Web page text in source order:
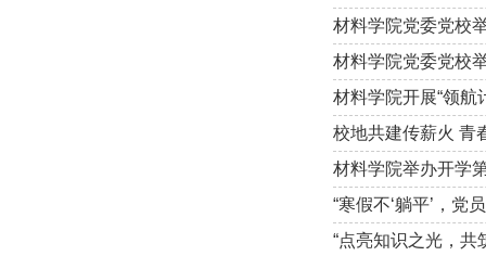
材料学院党委党校
材料学院党委党校
材料学院开展“领航
校地共建传薪火 青
材料学院举办开学
“寒假不‘躺平’，
“点亮知识之光，